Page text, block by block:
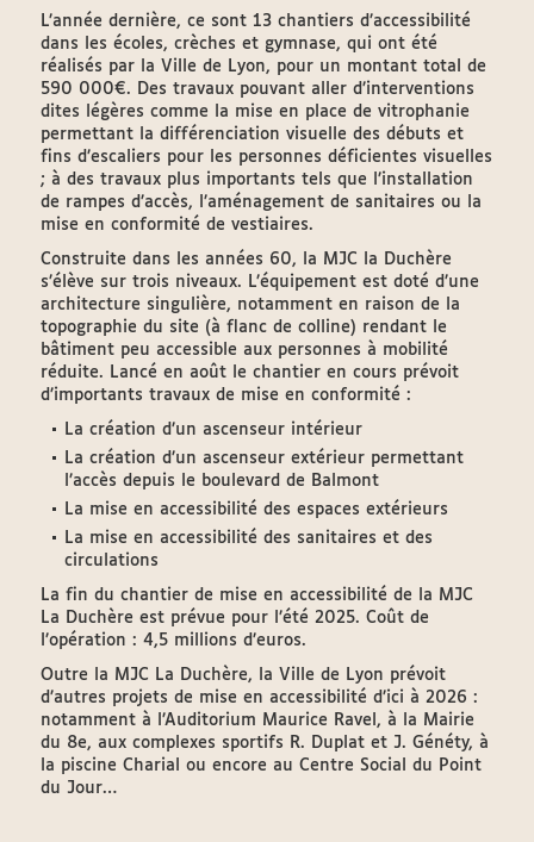
L’année dernière, ce sont 13 chantiers d’accessibilité
dans les écoles, crèches et gymnase, qui ont été
réalisés par la Ville de Lyon, pour un montant total de
590 000€. Des travaux pouvant aller d’interventions
dites légères comme la mise en place de vitrophanie
permettant la différenciation visuelle des débuts et
fins d’escaliers pour les personnes déficientes visuelles
; à des travaux plus importants tels que l’installation
de rampes d’accès, l’aménagement de sanitaires ou la
mise en conformité de vestiaires.
Construite dans les années 60, la MJC la Duchère
s’élève sur trois niveaux. L’équipement est doté d’une
architecture singulière, notamment en raison de la
topographie du site (à flanc de colline) rendant le
bâtiment peu accessible aux personnes à mobilité
réduite. Lancé en août le chantier en cours prévoit
d’importants travaux de mise en conformité :
La création d’un ascenseur intérieur
La création d’un ascenseur extérieur permettant
l’accès depuis le boulevard de Balmont
La mise en accessibilité des espaces extérieurs
La mise en accessibilité des sanitaires et des
circulations
La fin du chantier de mise en accessibilité de la MJC
La Duchère est prévue pour l’été 2025. Coût de
l’opération : 4,5 millions d’euros.
Outre la MJC La Duchère, la Ville de Lyon prévoit
d’autres projets de mise en accessibilité d’ici à 2026 :
notamment à l’Auditorium Maurice Ravel, à la Mairie
du 8e, aux complexes sportifs R. Duplat et J. Généty, à
la piscine Charial ou encore au Centre Social du Point
du Jour…